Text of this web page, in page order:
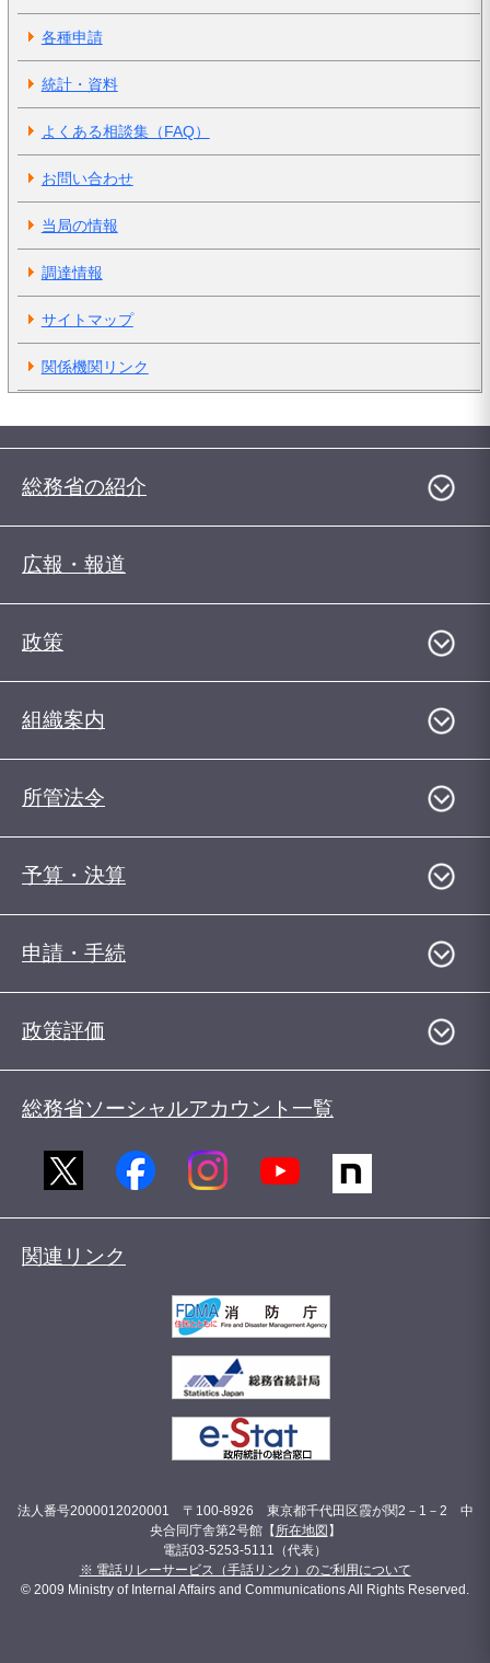
各種申請
統計・資料
よくある相談集（FAQ）
お問い合わせ
当局の情報
調達情報
サイトマップ
関係機関リンク
総務省の紹介
広報・報道
政策
組織案内
所管法令
予算・決算
申請・手続
政策評価
総務省ソーシャルアカウント一覧
関連リンク
法人番号2000012020001 〒100-8926 東京都千代田区霞が関2－1－2 中
央合同庁舎第2号館【 所在地図 】
電話03-5253-5111（代表）
※ 電話リレーサービス（手話リンク）のご利用について
© 2009 Ministry of Internal Affairs and Communications All Rights Reserved.